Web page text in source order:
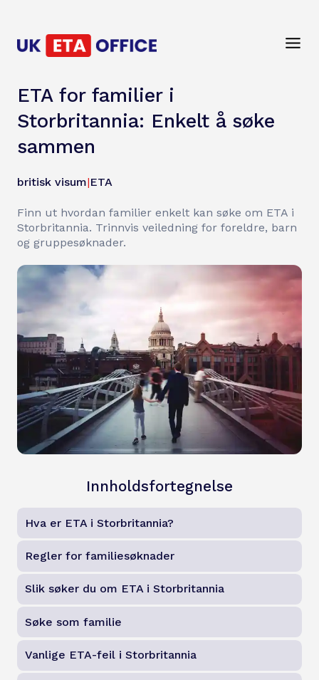
ETA for familier i
Storbritannia: Enkelt å søke
sammen
britisk visum|ETA
Finn ut hvordan familier enkelt kan søke om ETA i
Storbritannia. Trinnvis veiledning for foreldre, barn
og gruppesøknader.
Innholdsfortegnelse
Hva er ETA i Storbritannia?
Regler for familiesøknader
Slik søker du om ETA i Storbritannia
Søke som familie
Vanlige ETA-feil i Storbritannia